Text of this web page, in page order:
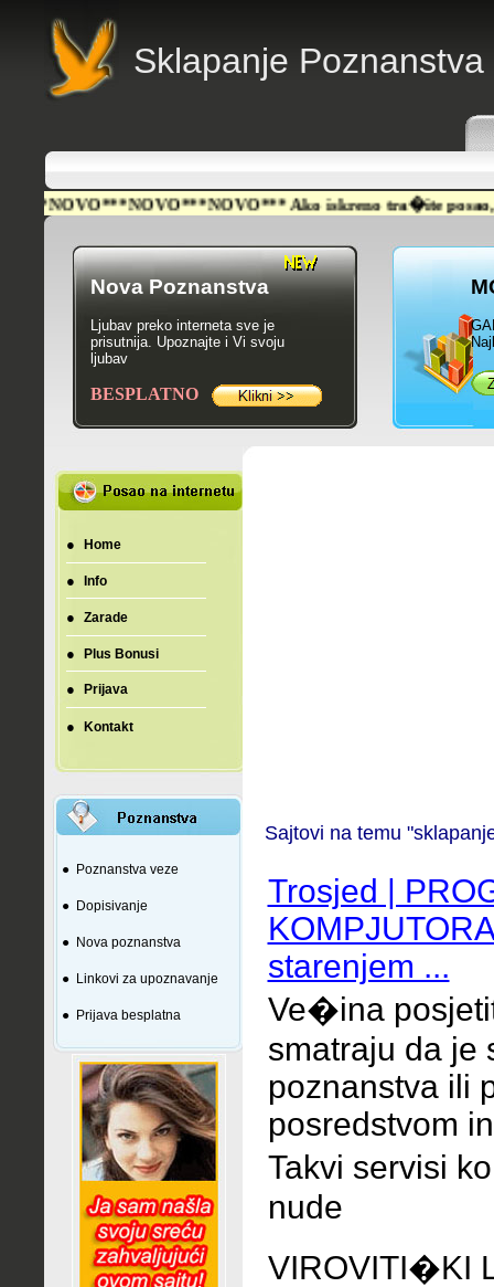
Sklapanje Poznanstva
Ako iskreno tra�ite posao,
Nova Poznanstva
Ljubav preko interneta sve je
prisutnija. Upoznajte i Vi svoju
ljubav
BESPLATNO
● Home
● Info
● Zarade
● Plus Bonusi
● Prijava
● Kontakt
● Poznanstva veze
● Dopisivanje
● Nova poznanstva
● Linkovi za upoznavanje
● Prijava besplatna
Sajtovi na temu
Trosjed |
starenjem ...
Ve�ina
smatraju da je
poznanstva ili
posredstvom
Takvi servisi
nude
VIROVITI�KI